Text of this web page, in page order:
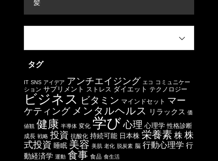
髪
タグ
IT SNS アイデア アンチエイジング エコ
コミュニケー
ション サプリメント ストレス ダイエット テクノロジー
ビジネス ビタミン マインドセット マー
ケティング メンタルヘルス リラックス 価
値観 健康 半導体 変化 学び心理 心理学 性格診断
成長 戦略 投資 抗酸化 持続可能 日本株 栄養素 株 株
式投資 睡眠 美容 美肌 老化 脱炭素 脳 行動心理学 行
動経済学 運動 食事 食品 食生活